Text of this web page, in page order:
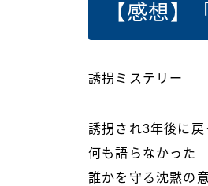
【感想】
誘拐ミステリー
誘拐され3年後に戻
何も語らなかった
誰かを守る沈黙の